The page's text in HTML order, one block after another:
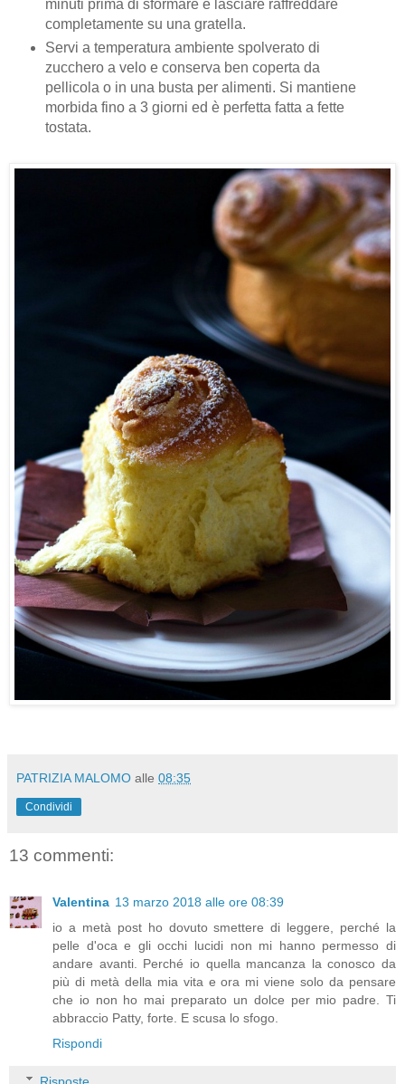
minuti prima di sformare e lasciare raffreddare
completamente su una gratella.
Servi a temperatura ambiente spolverato di
zucchero a velo e conserva ben coperta da
pellicola o in una busta per alimenti. Si mantiene
morbida fino a 3 giorni ed è perfetta fatta a fette
tostata.
PATRIZIA MALOMO alle 08:35
Condividi
13 commenti:
Valentina 13 marzo 2018 alle ore 08:39
io a metà post ho dovuto smettere di leggere, perché la
pelle d'oca e gli occhi lucidi non mi hanno permesso di
andare avanti. Perché io quella mancanza la conosco da
più di metà della mia vita e ora mi viene solo da pensare
che io non ho mai preparato un dolce per mio padre. Ti
abbraccio Patty, forte. E scusa lo sfogo.
Rispondi
Risposte